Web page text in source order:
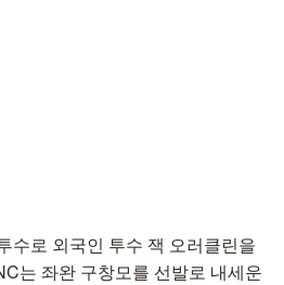
수로 외국인 투수 잭 오러클린을
는 좌완 구창모를 선발로 내세운